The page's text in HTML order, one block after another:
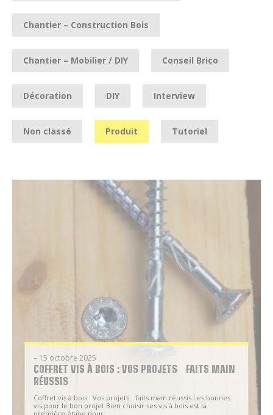
Chantier – Construction Bois
Chantier – Mobilier / DIY Conseil Brico
Décoration DIY Interview
Non classé Produit Tutoriel
– 15 octobre 2025
COFFRET VIS À BOIS : VOS PROJETS FAITS MAIN
RÉUSSIS
Coffret vis à bois : Vos projets faits main réussis Les bonnes
vis pour le bon projet Bien choisir ses vis à bois est la